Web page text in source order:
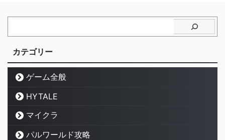
カテゴリー
ゲーム全般
HYTALE
マイクラ
パルワールド攻略